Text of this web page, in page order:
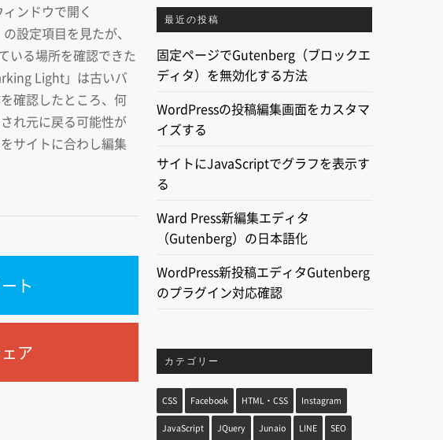
ンドウで開く
設定項目を見たが、
いる場所を確認できた
Light」は古いバ
確認したところ、何
れ元に戻る可能性が
サイトに合わし編集
ト
ア
最近の投稿
固定ページでGutenberg（ブロックエ
ディタ）を無効化する方法
WordPressの投稿編集画面をカスタマ
イズする
サイトにJavaScriptでグラフを表示す
る
Ward Press新編集エディタ
（Gutenberg）の日本語化
WordPress新投稿エディタGutenberg
のプラグイン対応確認
カテゴリー
CSS Facebook HTML・CSS Instagram
JavaScript JQuery Junaio LINE SEO